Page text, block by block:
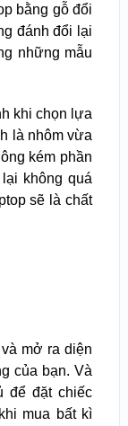
bằng gỗ đổi
đánh đổi lại
những mẫu
khi chọn lựa
là nhôm vừa
kém phần
không quá
sẽ là chất
mở ra diện
của bạn. Và
để đặt chiếc
mua bất kì